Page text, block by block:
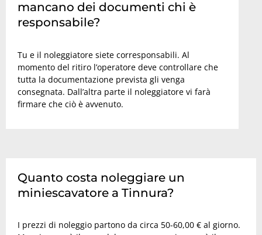
mancano dei documenti chi è
responsabile?
Tu e il noleggiatore siete corresponsabili. Al
momento del ritiro l’operatore deve controllare che
tutta la documentazione prevista gli venga
consegnata. Dall’altra parte il noleggiatore vi farà
firmare che ciò è avvenuto.
Quanto costa noleggiare un
miniescavatore a Tinnura?
I prezzi di noleggio partono da circa 50-60,00 € al giorno.